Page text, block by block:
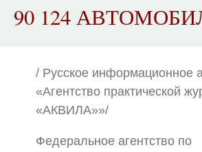
90 124
/ Русское информационное
«Агентство практической
«АКВИЛА»»/
Федеральное агентство по